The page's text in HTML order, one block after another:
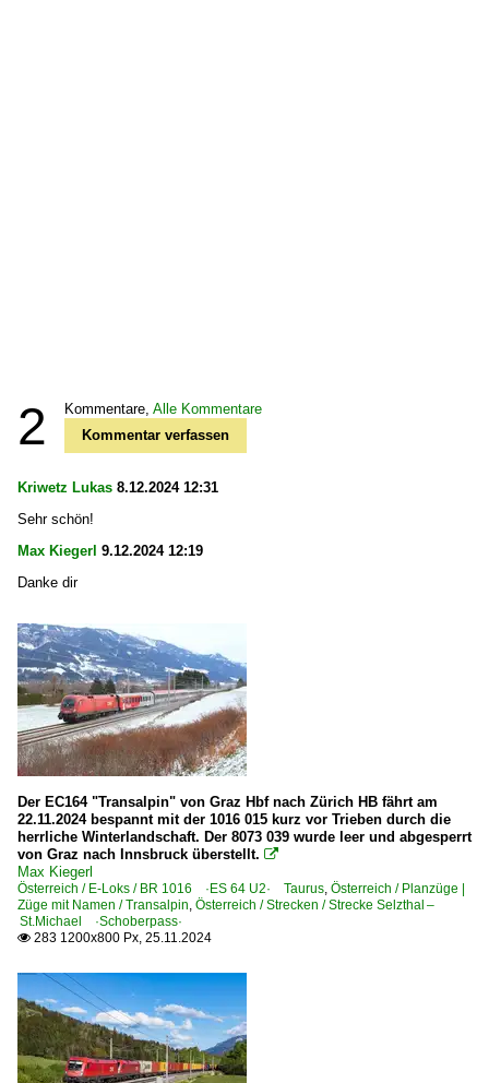
2 Kommentare, Alle Kommentare
Kommentar verfassen
Kriwetz Lukas 8.12.2024 12:31
Sehr schön!
Max Kiegerl 9.12.2024 12:19
Danke dir
Der EC164 "Transalpin" von Graz Hbf nach Zürich HB fährt am
22.11.2024 bespannt mit der 1016 015 kurz vor Trieben durch die
herrliche Winterlandschaft. Der 8073 039 wurde leer und abgesperrt
von Graz nach Innsbruck überstellt. 
Max Kiegerl
Österreich / E-Loks / BR 1016 ·ES 64 U2· Taurus, Österreich / Planzüge |
Züge mit Namen / Transalpin, Österreich / Strecken / Strecke Selzthal –
St.Michael ·Schoberpass·
 283 1200x800 Px, 25.11.2024